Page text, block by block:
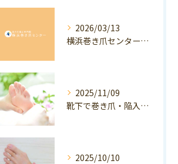
2026/03/13
横浜巻き爪センター：専門家が答える「巻き爪・陥入爪」Q&A
2025/11/09
靴下で巻き爪・陥入爪の予防はできる？おすすめの靴下を紹介！
2025/10/10